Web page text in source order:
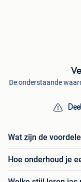
De onderstaande
Wat zijn de
Hoe onderhoud je